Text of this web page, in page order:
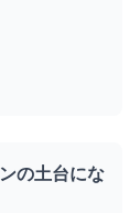
の土台にな